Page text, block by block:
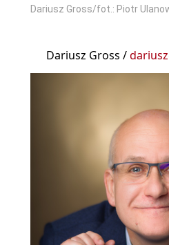
Dariusz Gross/fot.: Piotr
Dariusz Gross /